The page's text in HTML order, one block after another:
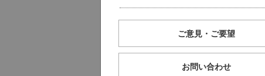
ご意見・ご要望
お問い合わせ